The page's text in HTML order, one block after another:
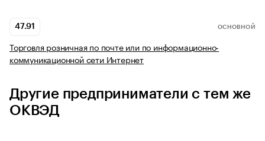
47.91 ОСНОВНОЙ
Торговля розничная по почте или по информационно-
коммуникационной сети Интернет
Другие предприниматели с тем же
ОКВЭД